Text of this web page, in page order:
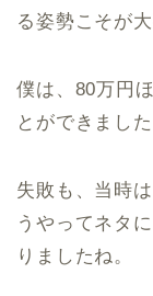
る姿勢こそが
僕は、80万円
とができました
失敗も、当時
うやってネタ
りましたね。